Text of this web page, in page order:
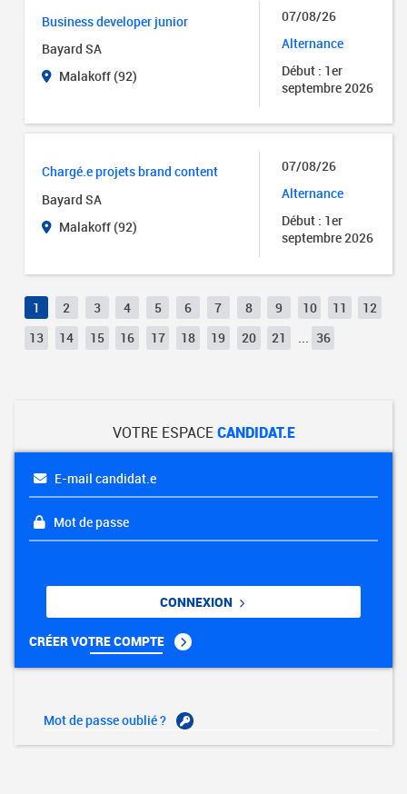
Business developer junior
Bayard SA
Malakoff (92)
07/08/26
Alternance
Début : 1er
septembre 2026
Chargé.e projets brand content
Bayard SA
Malakoff (92)
07/08/26
Alternance
Début : 1er
septembre 2026
1 2 3 4 5 6 7 8 9 10 11
12
13
14 15 16 17 18 19 20 21 ... 36
VOTRE ESPACECANDIDAT.E
E-mail candidat.e
Mot de passe
CONNEXION
CRÉER VOTRE COMPTE
Mot de passe oublié ?